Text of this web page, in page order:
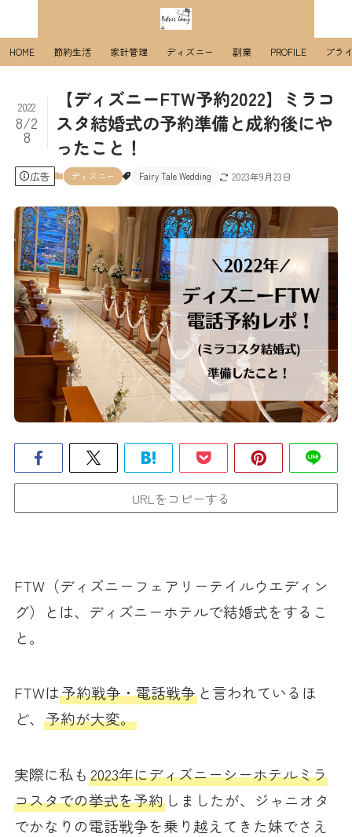
HOME 節約生活 家計管理 ディズニー 副業 PROFILE プラ
【ディズニーFTW予約2022】ミラコ
スタ結婚式の予約準備と成約後にや
ったこと！
2022
8/2
8
広告 ディズニー Fairy Tale Wedding 2023年9月23日
URLをコピーする
FTW（ディズニーフェアリーテイルウエディン
グ）とは、ディズニーホテルで結婚式をするこ
と。
FTWは予約戦争・電話戦争と言われているほ
ど、 予約が大変。
実際に私も 2023年にディズニーシーホテルミラ
コスタでの挙式を予約しましたが、ジャニオタ
でかなりの電話戦争を乗り越えてきた妹でさえ